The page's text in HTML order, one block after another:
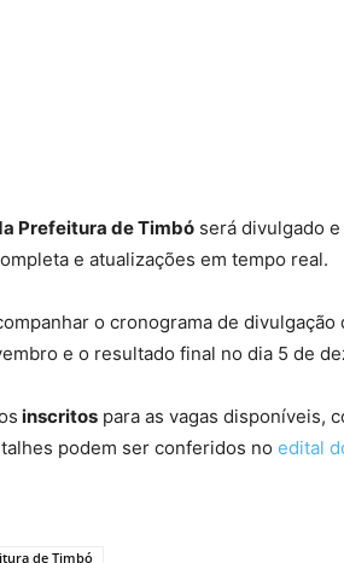
Prefeitura de Timbó será divulgado
e atualizações em tempo real.
o cronograma de
e o resultado final no dia 5 de
inscritos para as vagas disponíveis,
podem ser conferidos no edital
de Timbó